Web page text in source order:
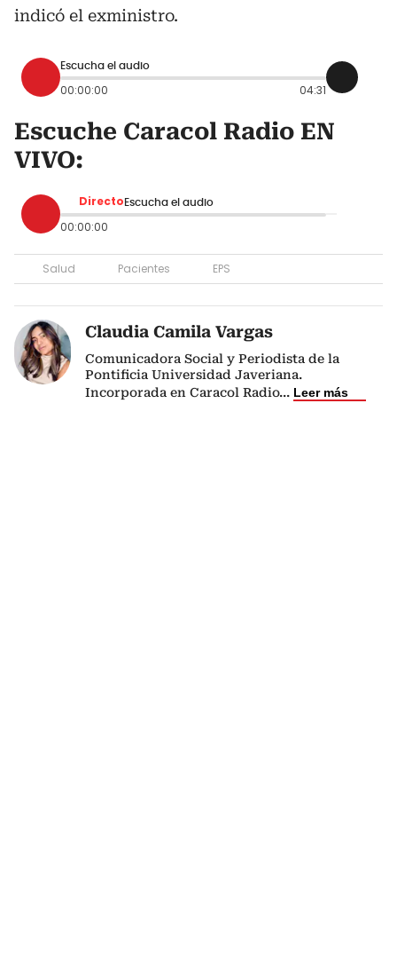
indicó el exministro.
Escucha el audio
00:00:00 04:31
Escuche Caracol Radio EN
VIVO:
Directo Escucha el audio
00:00:00
Salud Pacientes EPS
Claudia Camila Vargas
Comunicadora Social y Periodista de la
Pontificia Universidad Javeriana.
Incorporada en Caracol Radio... Leer más